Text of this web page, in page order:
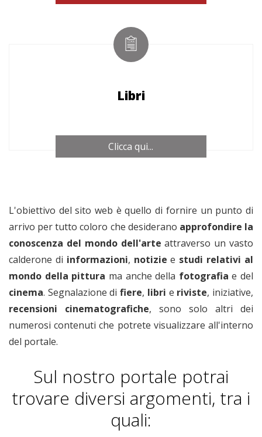
Libri
Clicca qui...
L'obiettivo del sito web è quello di fornire un punto di
arrivo per tutto coloro che desiderano approfondire la
conoscenza del mondo dell'arte attraverso un vasto
calderone di informazioni, notiziee studi relativi al
mondo della pittura ma anche della fotografiae del
cinema. Segnalazione difiere, libri e riviste, iniziative,
recensioni cinematografiche, sono solo altri dei
numerosi contenuti che potrete visualizzare all'interno
del portale.
Sul nostro portale potrai
trovare diversi argomenti, tra i
quali: